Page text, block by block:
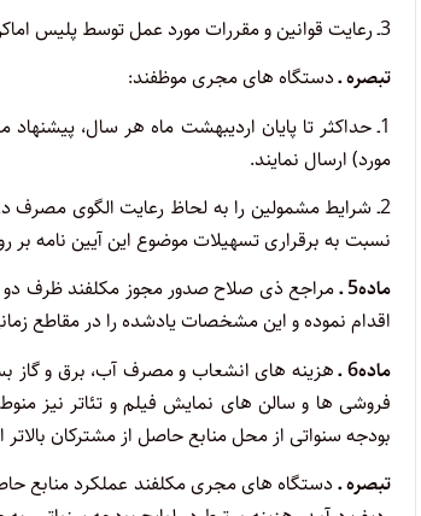
3ـ رعایت قوانین و مقررات مورد عمل توسط پلیس اماکن عمومی فرماندهی انتظامی جمهوری اسلامی ایران.
تبصره ـدستگاه های مجری موظفند:
1ـ حداکثر تا پایان اردیبهشت ماه هر سال،
مورد) ارسال نمایند.
2ـ شرایط مشمولین را به لحاظ رعایت الگوی
نسبت به برقراری تسهیلات موضوع این آیین نامه بر
ماده5 ـ
مراجع ذی صلاح صدور مجوز مکلفند ظرف دو
اقدام نموده و این مشخصات یادشده را در مقاطع
ماده6 ـ
هزینه های انشعاب و مصرف آب، برق و گاز
بودجه سنواتی از محل منابع حاصل از مشترکان
تبصره ـدستگاه های مجری مکلفند عملکرد منابع حاصل